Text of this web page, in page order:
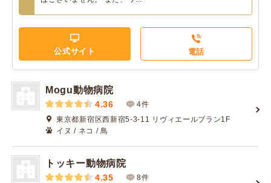
公式サイト 電話
Mogu動物病院
4.36
4件
東京都新宿区西新宿5-3‐11 リヴィエールブラン1F
イヌ / ネコ / 鳥
トッキー動物病院
4.35
8件